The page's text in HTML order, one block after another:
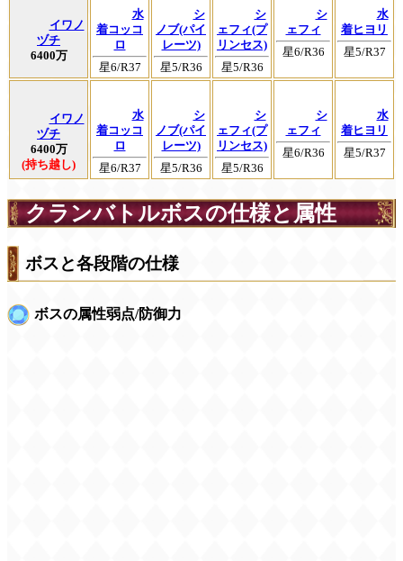
イワノ
ヅチ
6400万
水
着コッコ
ロ
星6/R37
シ
ノブ(パイ
レーツ)
星5/R36
シ
ェフィ(プ
リンセス)
星5/R36
シ
ェフィ
星6/R36
水
着ヒヨリ
星5/R37
イワノ
ヅチ
6400万
(持ち越し)
水
着コッコ
ロ
星6/R37
シ
ノブ(パイ
レーツ)
星5/R36
シ
ェフィ(プ
リンセス)
星5/R36
シ
ェフィ
星6/R36
水
着ヒヨリ
星5/R37
クランバトルボスの仕様と属性
ボスと各段階の仕様
ボスの属性弱点/防御力